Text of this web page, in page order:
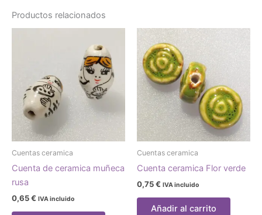
Productos relacionados
Cuentas ceramica
Cuenta de ceramica muñeca
rusa
0,65€ IVA incluido
Cuentas ceramica
Cuenta ceramica Flor verde
0,75€ IVA incluido
Añadir al carrito